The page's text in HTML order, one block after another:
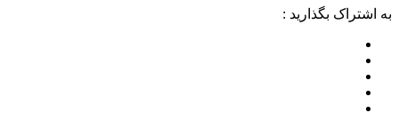
به اشتراک بگذارید :